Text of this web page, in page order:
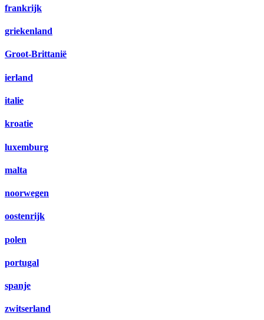
frankrijk
griekenland
Groot-Brittanië
ierland
italie
kroatie
luxemburg
malta
noorwegen
oostenrijk
polen
portugal
spanje
zwitserland